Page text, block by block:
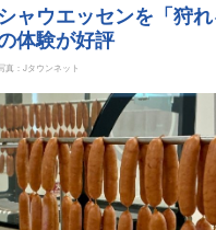
ャウエッセンを「狩
体験が好評
真：Jタウンネット